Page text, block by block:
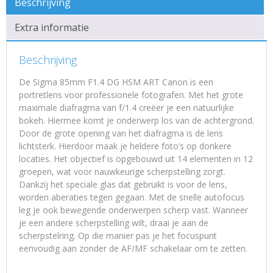
Extra informatie
Beschrijving
De Sigma 85mm F1.4 DG HSM ART Canon is een
portretlens voor professionele fotografen. Met het grote
maximale diafragma van f/1.4 creëer je een natuurlijke
bokeh. Hiermee komt je onderwerp los van de achtergrond.
Door de grote opening van het diafragma is de lens
lichtsterk. Hierdoor maak je heldere foto’s op donkere
locaties. Het objectief is opgebouwd uit 14 elementen in 12
groepen, wat voor nauwkeurige scherpstelling zorgt.
Dankzij het speciale glas dat gebruikt is voor de lens,
worden aberaties tegen gegaan. Met de snelle autofocus
leg je ook bewegende onderwerpen scherp vast. Wanneer
je een andere scherpstelling wilt, draai je aan de
scherpstelring. Op die manier pas je het focuspunt
eenvoudig aan zonder de AF/MF schakelaar om te zetten.